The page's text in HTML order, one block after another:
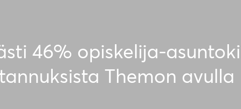
46% opiskelija-
Themon avulla